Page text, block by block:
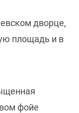
дворце,
площадь и в
фойе